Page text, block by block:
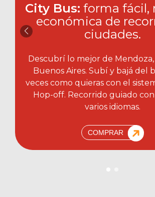
City Bus: forma fácil,
económica de
ciudades.​
Descubrí lo mejor de
Buenos Aires. Subí y bajá del
veces como quieras con el
Hop-off. Recorrido guiado
varios idiomas.
COMPRAR